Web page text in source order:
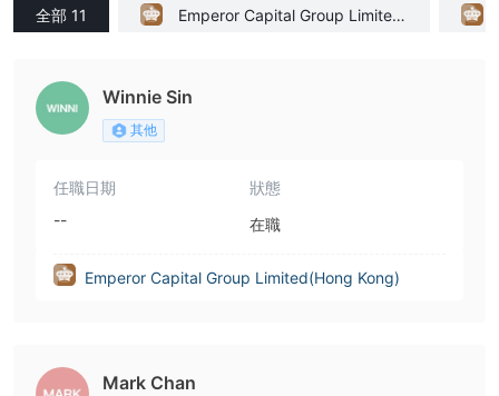
全部 11
Emperor Capital Group Limited
Winnie Sin
其他
任職日期
--
狀態
在職
Emperor Capital Group Limited(Hong Kong)
Mark Chan